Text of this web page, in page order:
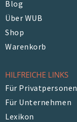
Blog
Über WUB
Shop
Warenkorb
HILFREICHE LINKS
Für Privatpersonen
Für Unternehmen
Lexikon